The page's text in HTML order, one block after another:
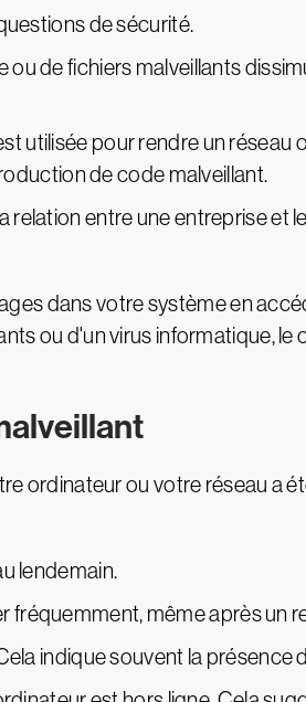
de sécurité.
ou de fichiers malveillants
utilisée pour rendre un réseau
de code malveillant.
relation entre une entreprise et
dans votre système en
ou d'un virus informatique,
ordinateur ou votre réseau a
lendemain.
fréquemment, même après un
indique souvent la présence